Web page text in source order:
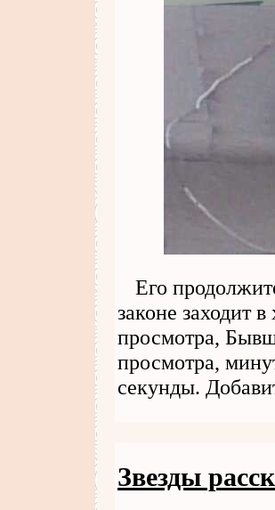
Его
законе заходит
просмотра,
просмотра,
секунды.
Звезды